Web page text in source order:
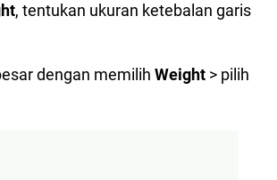
, tentukan ukuran ketebalan garis
dengan memilih Weight > pilih